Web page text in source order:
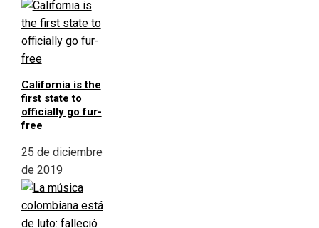
California is the
first state to
officially go fur-
free
25 de diciembre
de 2019